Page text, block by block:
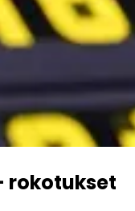
rokotukset